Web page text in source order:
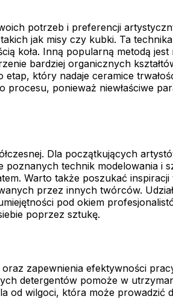
potrzeb i preferencji
jak misy czy kubki. Ta
koła. Inną popularną metodą
bardziej organicznych
który nadaje ceramice
ponieważ niewłaściwe
Dla początkujących
technik modelowania i
Warto także poszukać
przez innych twórców.
pod okiem
poprzez sztukę.
zapewnienia efektywności
detergentów pomoże w
od wilgoci, która może prowadzić